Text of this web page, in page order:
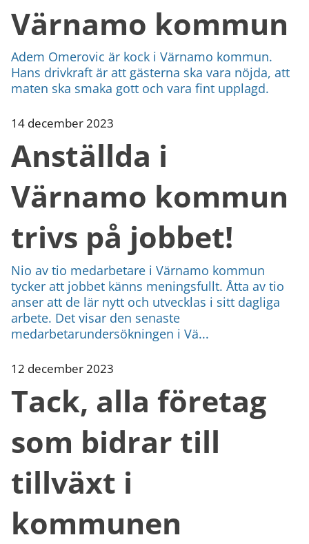
Värnamo kommun
Adem Omerovic är kock i Värnamo kommun.
Hans drivkraft är att gästerna ska vara nöjda, att
maten ska smaka gott och vara fint upplagd.
14 december 2023
Anställda i
Värnamo kommun
trivs på jobbet!
Nio av tio medarbetare i Värnamo kommun
tycker att jobbet känns meningsfullt. Åtta av tio
anser att de lär nytt och utvecklas i sitt dagliga
arbete. Det visar den senaste
medarbetarundersökningen i Vä...
12 december 2023
Tack, alla företag
som bidrar till
tillväxt i
kommunen